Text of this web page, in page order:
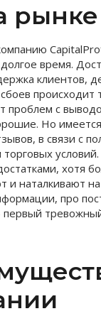
рынке
время.
клиентов,
происходит
проблем с
Но
в связи с
условий.
хотя
и наталкивают
про
первый